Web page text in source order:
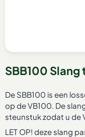
SBB100
De SBB100 is een
op de VB100. De
steunstuk zodat u de
LET OP! deze slang